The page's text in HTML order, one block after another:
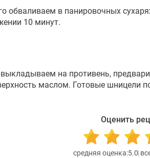
обваливаем в панировочных
10 минут.
на противень,
маслом. Готовые
Оценить
5.0